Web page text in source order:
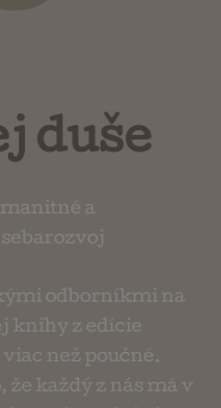
duše
a
odborníkmi na
knihy z edície
než poučné.
každý z nás má v